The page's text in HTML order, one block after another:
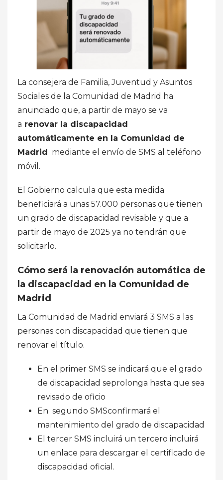
La consejera de Familia, Juventud y Asuntos
Sociales de la Comunidad de Madrid ha
anunciado que, a partir de mayo se va
a renovar la discapacidad
automáticamente en la Comunidad de
Madrid mediante el envío de SMS al teléfono
móvil.
El Gobierno calcula que esta medida
beneficiará a unas 57.000 personas que tienen
un grado de discapacidad revisable y que a
partir de mayo de 2025 ya no tendrán que
solicitarlo.
Cómo será la renovación automática de
la discapacidad en la Comunidad de
Madrid
La Comunidad de Madrid enviará 3 SMS a las
personas con discapacidad que tienen que
renovar el título.
En el primer SMS se indicará que el grado
de discapacidad seprolonga hasta que sea
revisado de oficio
En segundo SMSconfirmará el
mantenimiento del grado de discapacidad
El tercer SMS incluirá un tercero incluirá
un enlace para descargar el certificado de
discapacidad oficial.